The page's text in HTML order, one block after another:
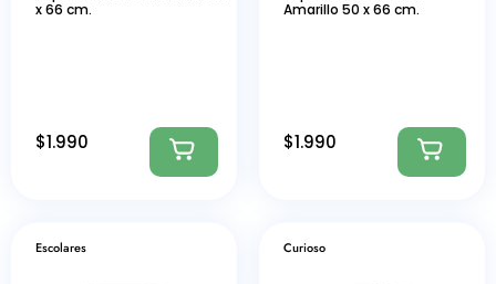
x 66 cm.
$1.990
Amarillo 50 x 66 cm.
$1.990
Escolares Curioso